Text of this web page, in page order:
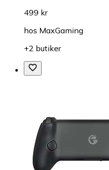
499 kr
hos MaxGaming
+2 butiker